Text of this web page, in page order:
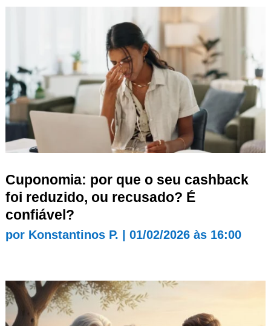
Cuponomia: por que o seu cashback
foi reduzido, ou recusado? É
confiável?
por Konstantinos P. 01/02/2026 às 16:00